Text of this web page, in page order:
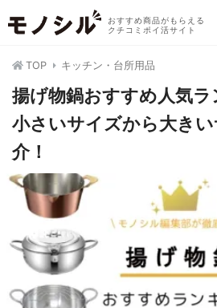
おすすめ商品がもらえる
クチコミポイ活サイト
TOP キッチン・台所用品
揚げ物鍋おすすめ人気ラ
小さいサイズから大き
介！